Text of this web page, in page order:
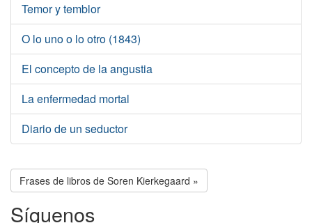
Temor y temblor
O lo uno o lo otro (1843)
El concepto de la angustia
La enfermedad mortal
Diario de un seductor
Frases de libros de Soren Kierkegaard »
Síguenos